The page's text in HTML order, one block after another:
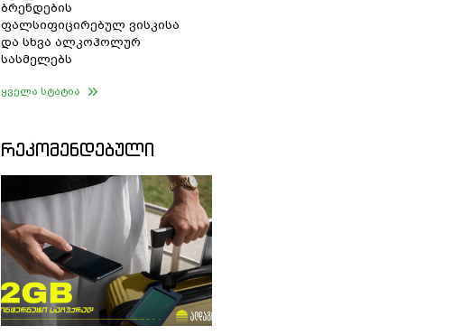
ბრენდების
ფალსიფიცირებულ ვისკისა
და სხვა ალკოჰოლურ
სასმელებს
ყველა სტატია
ᲠᲔᲙᲝᲛᲔᲜᲓᲔᲑᲣᲚᲘ